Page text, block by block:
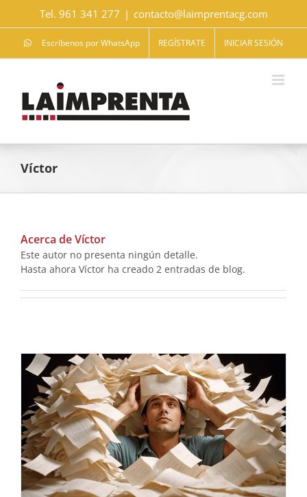
Tel. 961 341 277 | contacto@laimprentacg.com
Escríbenos por WhatsApp REGÍSTRATE INICIAR SESIÓN
Víctor
Acerca deVíctor
Este autor no presenta ningún detalle.
Hasta ahora Víctor ha creado 2 entradas de blog.